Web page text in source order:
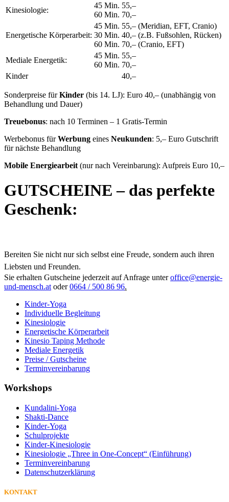
Kinesiologie:
45 Min.
60 Min.
55,–
70,–
Energetische Körperarbeit:
45 Min.
30 Min.
60 Min.
55,– (Meridian, EFT, Cranio)
40,– (z.B. Fußsohlen, Rücken)
70,– (Cranio, EFT)
Mediale Energetik:
45 Min.
60 Min.
55,–
70,–
Kinder
40,–
Sonderpreise fürKinder (bis 14. LJ): Euro 40,– (unabhängig von
Behandlung und Dauer)
Treuebonus: nach 10 Terminen – 1 Gratis-Termin
Werbebonus fürWerbung eines Neukunden: 5,– Euro Gutschrift
für nächste Behandlung
Mobile Energiearbeit (nur nach Vereinbarung): Aufpreis Euro 10,–
GUTSCHEINE – das perfekte
Geschenk:
Bereiten Sie nicht nur sich selbst eine Freude, sondern auch ihren
Liebsten und Freunden.
Sie erhalten Gutscheine jederzeit auf Anfrage unteroffice@energie-
und-mensch.at oder0664 / 500 86 96.
Kinder-Yoga
Individuelle Begleitung
Kinesiologie
Energetische Körperarbeit
Kinesio Taping Methode
Mediale Energetik
Preise / Gutscheine
Terminvereinbarung
Workshops
Kundalini-Yoga
Shakti-Dance
Kinder-Yoga
Schulprojekte
Kinder-Kinesiologie
Kinesiologie „Three in One-Concept“ (Einführung)
Terminvereinbarung
Datenschutzerklärung
KONTAKT